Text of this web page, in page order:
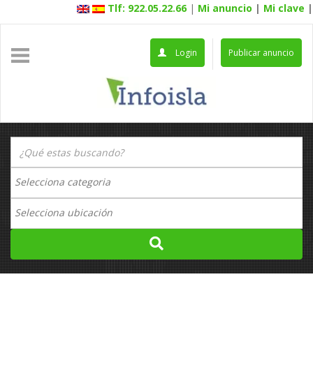
Tlf: 922.05.22.66 | Mi anuncio | Mi clave |
Publicar anuncio
Login